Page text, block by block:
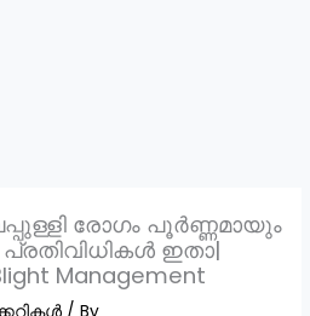
രോഗം പൂർണ്ണമായും
ഇതാ|
Management